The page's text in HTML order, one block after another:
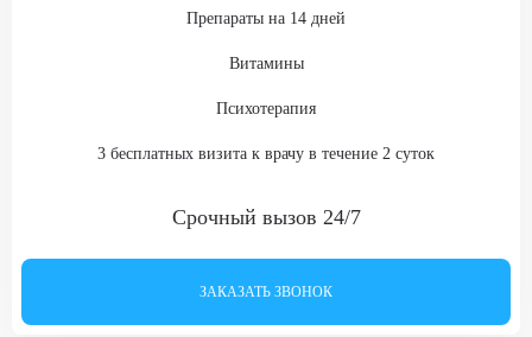
Препараты на 14 дней
Витамины
Психотерапия
3 бесплатных визита к врачу в течение 2 суток
Срочный вызов 24/7
ЗАКАЗАТЬ ЗВОНОК